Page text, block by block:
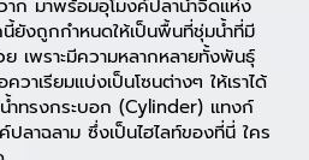
ก มาพร้อมอุโมงค์ปลาน้ำจืดแห่ง
นี้ยังถูกกำหนดให้เป็นพื้นที่ชุ่มน้ำที่มี
เพราะมีความหลากหลายทั้งพันธุ์
าเรียมแบ่งเป็นโซนต่างๆ ให้เราได้
ทรงกระบอก (Cylinder) แทงก์
ปลาฉลาม ซึ่งเป็นไฮไลท์ของที่นี่ ใคร